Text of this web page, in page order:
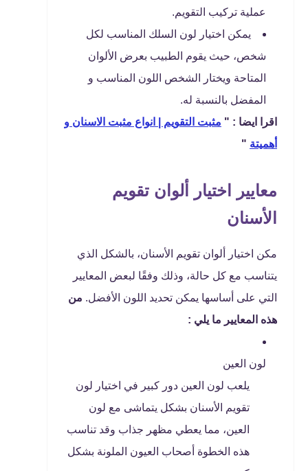
عملية تركيب التقويم.
يمكن اختيار لون السلك المناسب لكل
شخص، حيث يقوم الطبيب بعرض الألوان
المتاحة ويختار الشخص اللون المناسب و
المفضل بالنسبة له.
اقرا ايضا : " مثبت التقويم | انواع مثبت الاسنان و
أهميتة "
معايير اختيار ألوان تقويم
الأسنان
مكن اختيار ألوان تقويم الأسنان، بالشكل الذي
يتناسب مع كل حالة، وذلك وفقًا لبعض المعايير
التي على أساسها يمكن تحديد اللون الأفضل. من
هذه المعايير ما يلي :
لون العين
يلعب لون العين دور كبير في اختيار لون
تقويم الأسنان بشكل يتماشى مع لون
العين، مما يعطي مظهر جذاب وقد تناسب
هذه الخطوة أصحاب العيون الملونة بشكل